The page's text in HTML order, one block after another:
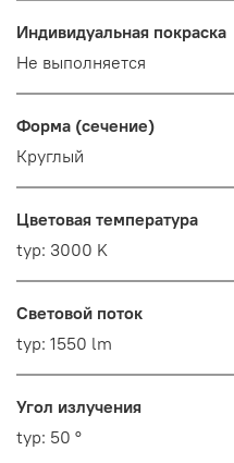
Индивидуальная покраска
Не выполняется
Форма (сечение)
Круглый
Цветовая температура
typ: 3000 K
Световой поток
typ: 1550 lm
Угол излучения
typ: 50 °